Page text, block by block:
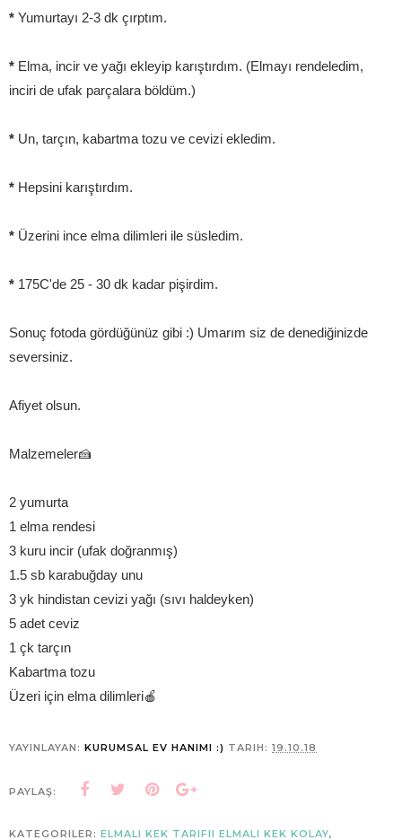
* Yumurtayı 2-3 dk çırptım.
* Elma, incir ve yağı ekleyip karıştırdım. (Elmayı rendeledim,
inciri de ufak parçalara böldüm.)
* Un, tarçın, kabartma tozu ve cevizi ekledim.
* Hepsini karıştırdım.
* Üzerini ince elma dilimleri ile süsledim.
* 175C'de 25 - 30 dk kadar pişirdim.
Sonuç fotoda gördüğünüz gibi :) Umarım siz de denediğinizde
seversiniz.
Afiyet olsun.
Malzemeler🍰
2 yumurta
1 elma rendesi
3 kuru incir (ufak doğranmış)
1.5 sb karabuğday unu
3 yk hindistan cevizi yağı (sıvı haldeyken)
5 adet ceviz
1 çk tarçın
Kabartma tozu
Üzeri için elma dilimleri🍎
YAYINLAYAN: KURUMSAL EV HANIMI :) TARIH: 19.10.18
PAYLAŞ:
KATEGORILER: ELMALI KEK TARIFII ELMALI KEK KOLAY,